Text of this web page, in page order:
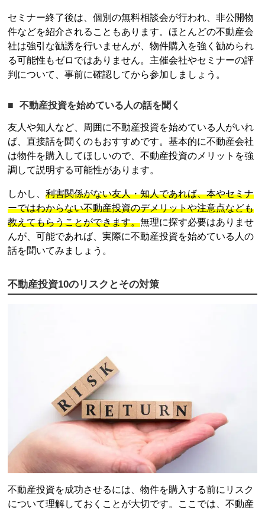
セミナー終了後は、個別の無料相談会が行われ、非公開物
件などを紹介されることもあります。ほとんどの不動産会
社は強引な勧誘を行いませんが、物件購入を強く勧められ
る可能性もゼロではありません。主催会社やセミナーの評
判について、事前に確認してから参加しましょう。
不動産投資を始めている人の話を聞く
友人や知人など、周囲に不動産投資を始めている人がいれ
ば、直接話を聞くのもおすすめです。基本的に不動産会社
は物件を購入してほしいので、不動産投資のメリットを強
調して説明する可能性があります。
しかし、利害関係がない友人・知人であれば、本やセミナ
ーではわからない不動産投資のデメリットや注意点なども
教えてもらうことができます。無理に探す必要はありませ
んが、可能であれば、実際に不動産投資を始めている人の
話を聞いてみましょう。
不動産投資10のリスクとその対策
不動産投資を成功させるには、物件を購入する前にリスク
について理解しておくことが大切です。ここでは、不動産